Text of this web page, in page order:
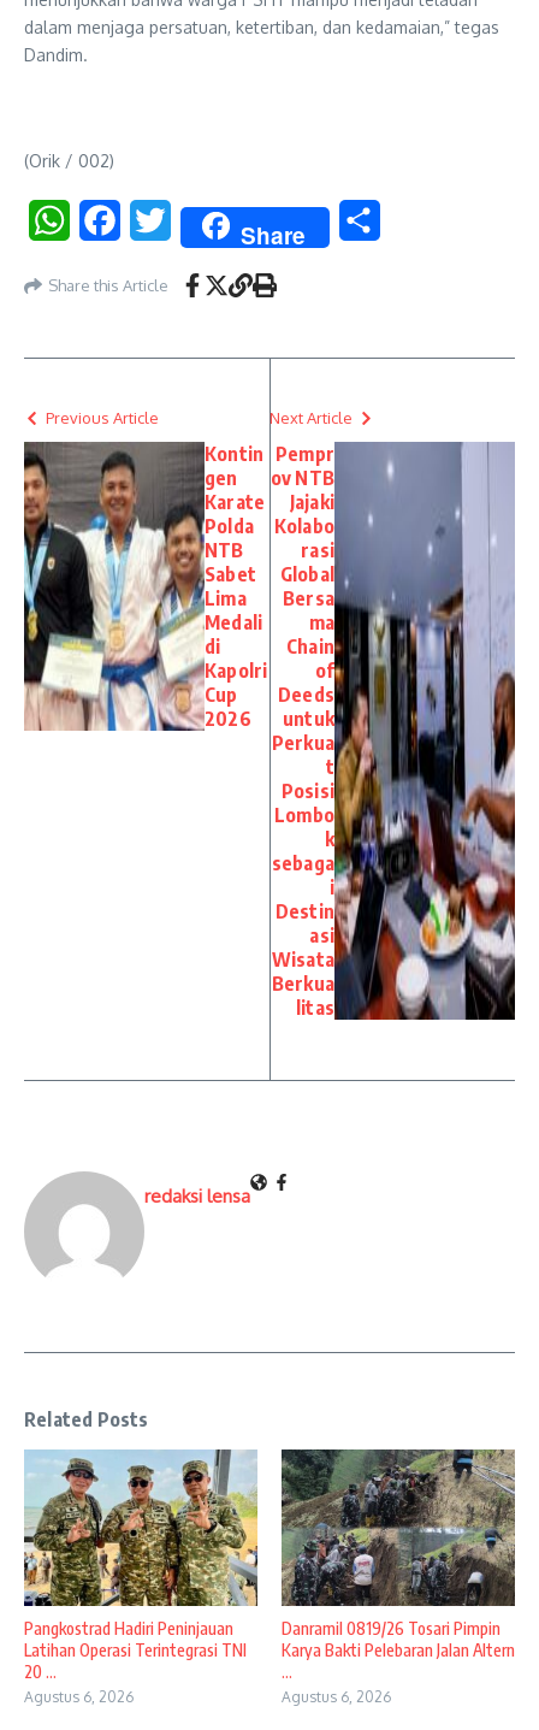
dalam menjaga persatuan, ketertiban, dan kedamaian,” tegas
Dandim.
(Orik / 002)
WhatsAppFacebookTwitter Share
Share this Article
Previous Article
Kontin
gen
Karate
Polda
NTB
Sabet
Lima
Medali
di
Kapolri
Cup
2026
Next Article
Pempr
ov NTB
Jajaki
Kolabo
rasi
Global
Bersa
ma
Chain
of
Deeds
untuk
Perkua
t
Posisi
Lombo
k
sebaga
i
Destin
asi
Wisata
Berkua
litas
redaksi lensa
Related Posts
Pangkostrad Hadiri Peninjauan
Latihan Operasi Terintegrasi TNI
20 ...
Agustus 6, 2026
Danramil 0819/26 Tosari Pimpin
Karya Bakti Pelebaran Jalan Altern
...
Agustus 6, 2026